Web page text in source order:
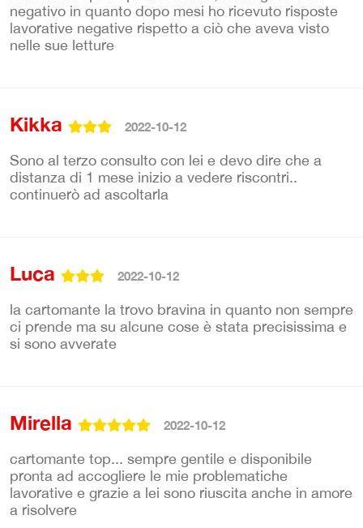
negativo in quanto dopo mesi ho ricevuto risposte
lavorative negative rispetto a ciò che aveva visto
nelle sue letture
Kikka 2022-10-12
Sono al terzo consulto con lei e devo dire che a
distanza di 1 mese inizio a vedere riscontri..
continuerò ad ascoltarla
Luca 2022-10-12
la cartomante la trovo bravina in quanto non sempre
ci prende ma su alcune cose è stata precisissima e
si sono avverate
Mirella 2022-10-12
cartomante top... sempre gentile e disponibile
pronta ad accogliere le mie problematiche
lavorative e grazie a lei sono riuscita anche in amore
a risolvere